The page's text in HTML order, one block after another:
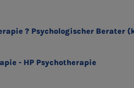
? Psychologischer Berater
- HP Psychotherapie